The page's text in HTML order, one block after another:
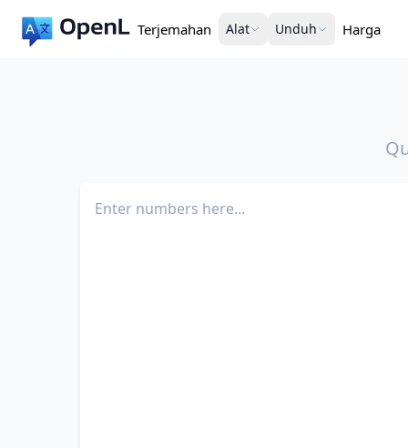
Terjemahan Alat Unduh Harga